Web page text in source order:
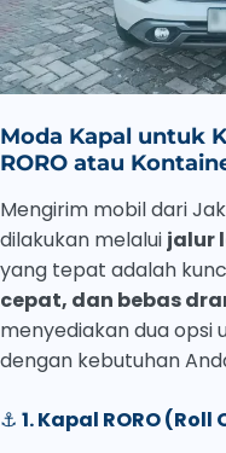
Moda Kapal untuk
RORO atau
Mengirim mobil dari
dilakukan melalui jalur
yang tepat adalah
cepat, dan bebas
menyediakan dua opsi
dengan kebutuhan
⚓ 1. Kapal RORO